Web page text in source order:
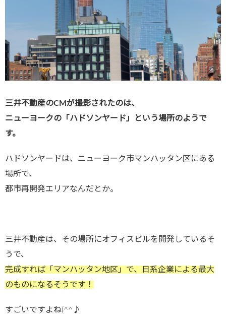
三井不動産のCMが撮影されたのは、
ニューヨークの「ハドソンヤード」という場所のようで
す。
ハドソンヤードは、ニューヨーク市マンハッタン区にある
場所で、
都市再開発エリアなんだとか。
三井不動産は、その場所にオフィスビルを開発しているそ
うで、
完成すれば「マンハッタン地区」で、日系企業による最大
のものになるそうです！
すごいですよね(^^♪